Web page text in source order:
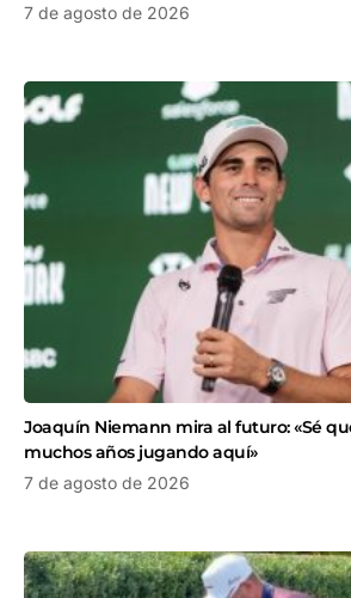
7 de agosto de 2026
Joaquín Niemann mira al futuro: «Sé
muchos años jugando aquí»
7 de agosto de 2026